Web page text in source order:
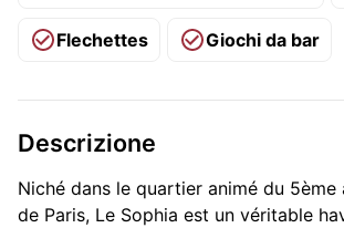
Flechettes Giochi da bar
Descrizione
Niché dans le quartier animé du 5ème
de Paris, Le Sophia est un véritable